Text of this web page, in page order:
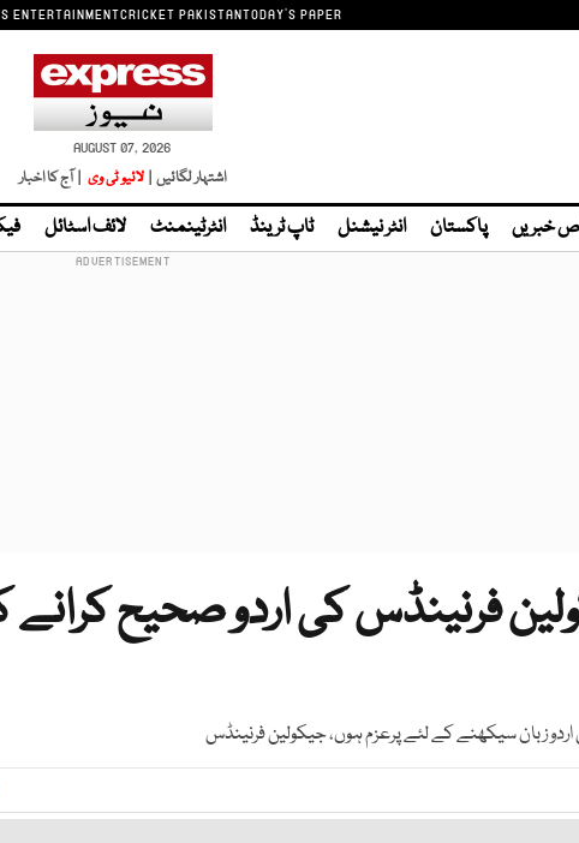
ENTERTAINMENTCRICKET PAKISTANTODAY'S PAPER
AUGUST 07, 2026
اشتہار لگائیں | لائیو ٹی وی | آج کا اخبار
خبریں پاکستان انٹر نیشنل ٹاپ ٹرینڈ انٹرٹینمنٹ لائف اسٹائل
فرنينڈس کی اردو صحیح
زبان سيكھنے كے لئے پرعزم ہوں، جيكولين فرنينڈس